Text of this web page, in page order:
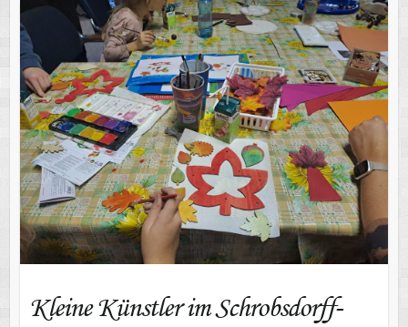
Kleine Künstler im Schrobsdorff-Haus
Kleine Künstler im Schrobsdorff-